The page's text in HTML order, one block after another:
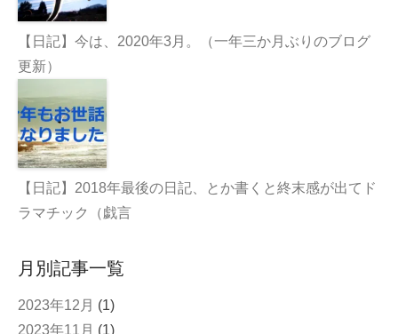
【日記】今は、2020年3月。（一年三か月ぶりのブログ
更新）
【日記】2018年最後の日記、とか書くと終末感が出てド
ラマチック（戯言
月別記事一覧
2023年12月 (1)
2023年11月 (1)